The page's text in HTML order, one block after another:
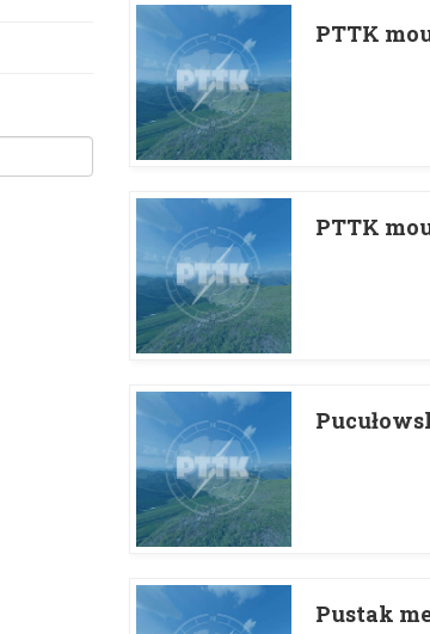
PTTK
PTTK
Pustak